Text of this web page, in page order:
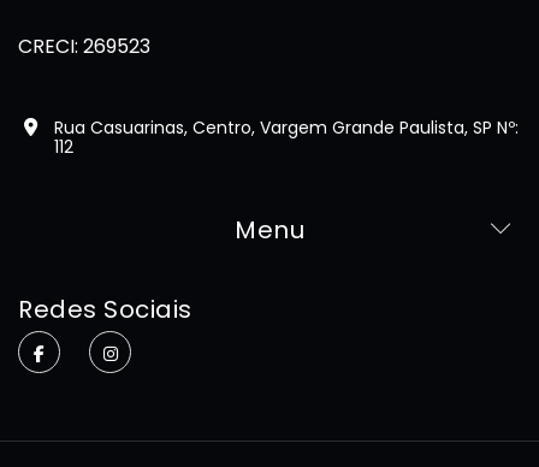
CRECI: 269523
Rua Casuarinas, Centro, Vargem Grande Paulista, SP Nº:
112
Menu
Redes Sociais